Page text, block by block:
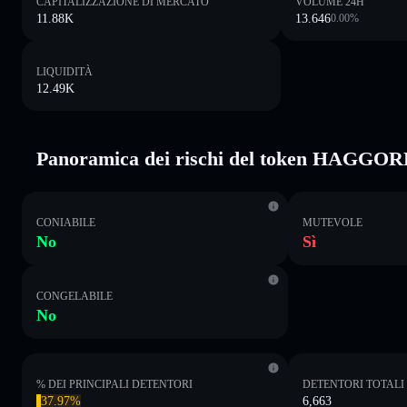
11.88K 13.6460.00%
LIQUIDITÀ
12.49K
Panoramica dei rischi del token
CONIABILE
No
MUTEVOLE
Sì
CONGELABILE
No
% DEI PRINCIPALI DETENTORI
37.97%
DETENTORI TOTALI
6,663